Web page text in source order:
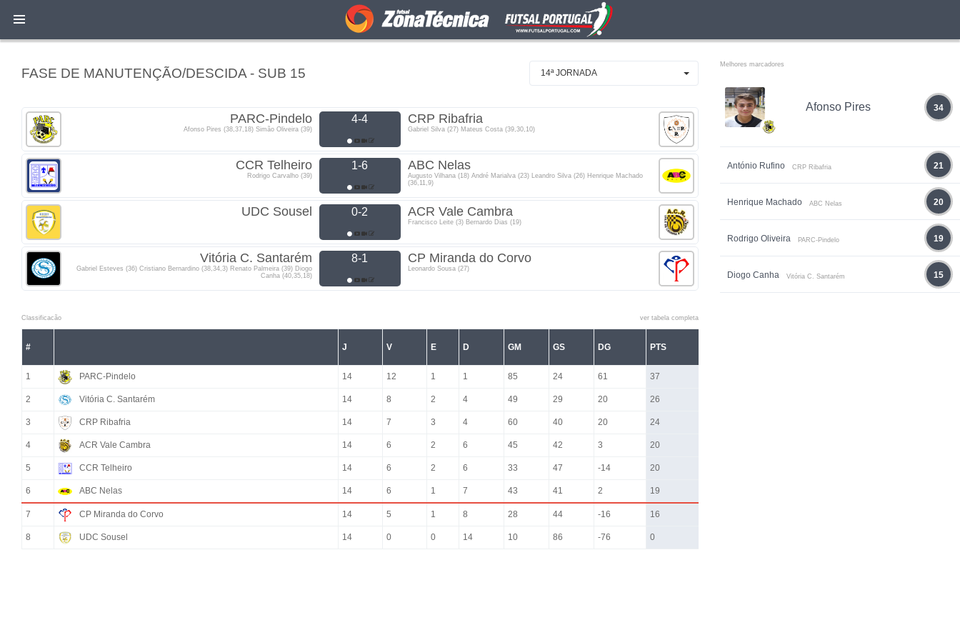
FASE DE MANUTENÇÃO/DESCIDA - SUB 15 14ª JORNADA
PARC-Pindelo
Afonso Pires (38,37,18) Simão Oliveira (39)
4-4 CRP Ribafria
Gabriel Silva (27) Mateus Costa (39,30,10)
CCR Telheiro
Rodrigo Carvalho (39)
1-6 ABC Nelas
Augusto Vilhana (18) André Marialva (23) Leandro Silva (26) Henrique Machado
(36,11,9)
UDC Sousel 0-2 ACR Vale Cambra
Francisco Leite (3) Bernardo Dias (19)
Vitória C. Santarém
Gabriel Esteves (36) Cristiano Bernardino (38,34,3) Renato Palmeira (39) Diogo
Canha (40,35,18)
8-1 CP Miranda do Corvo
Leonardo Sousa (27)
Classificacão ver tabela completa
# J V E D GM GS DG PTS
1 PARC-Pindelo 14 12 1 1 85 24 61 37
2 Vitória C. Santarém 14 8 2 4 49 29 20 26
3 CRP Ribafria 14 7 3 4 60 40 20 24
4 ACR Vale Cambra 14 6 2 6 45 42 3 20
5 CCR Telheiro 14 6 2 6 33 47 -14 20
6 ABC Nelas 14 6 1 7 43 41 2 19
7 CP Miranda do Corvo 14 5 1 8 28 44 -16 16
8 UDC Sousel 14 0 0 14 10 86 -76 0
Melhores marcadores
Afonso Pires 34
António Rufino CRP Ribafria 21
Henrique Machado ABC Nelas 20
Rodrigo Oliveira PARC-Pindelo 19
Diogo Canha Vitória C. Santarém 15